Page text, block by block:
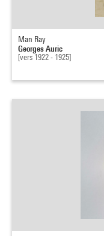
Man Ray
Georges Auric
[vers 1922 - 1925]